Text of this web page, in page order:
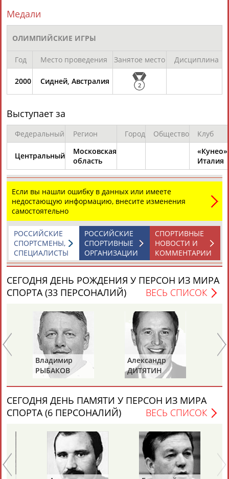
24 персон из 13181
ЕЩЁ ПЕРСОНЫ
ТАБЛО АКТИВНОСТИ
ЦЕЛИ ПРОЕКТА КОНТАКТЫ НАШИ КНОПКИ РЕКЛАМА
Вопросы сотрудничества и совместной деятельностиinform@infosport.ru
© Стадион, 1998-2026
Разработка и поддержка ООО НАИТ «Стадион»
Адресов в новостной рассылке: 996
Подпишись
Медали
ОЛИМПИЙСКИЕ ИГРЫ
Год Место проведения Занятое место Дисциплина
2000 Сидней, Австралия 2
Выступает за
Федеральный Регион Город Общество Клуб
Центральный
Московская
область
«Кунео»,
Италия
Если вы нашли ошибку в данных или имеете
недостающую информацию, внесите изменения
самостоятельно
СПОРТИВНЫЕ
НОВОСТИ И
КОММЕНТАРИИ
РОССИЙСКИЕ
СПОРТИВНЫЕ
ОРГАНИЗАЦИИ
РОССИЙСКИЕ
СПОРТСМЕНЫ,
СПЕЦИАЛИСТЫ
СЕГОДНЯ ДЕНЬ РОЖДЕНИЯ У ПЕРСОН ИЗ МИРА
СПОРТА (33 ПЕРСОНАЛИЙ)
ВЕСЬ СПИСОК
Владимир
РЫБАКОВ
Александр
ДИТЯТИН
СЕГОДНЯ ДЕНЬ ПАМЯТИ У ПЕРСОН ИЗ МИРА
СПОРТА (6 ПЕРСОНАЛИЙ)
ВЕСЬ СПИСОК